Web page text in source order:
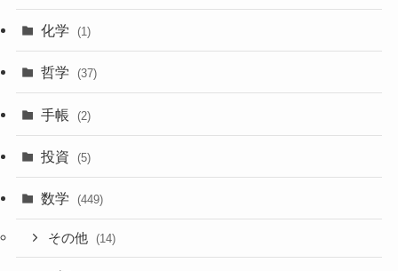
化学 (1)
哲学 (37)
手帳 (2)
投資 (5)
数学 (449)
その他 (14)